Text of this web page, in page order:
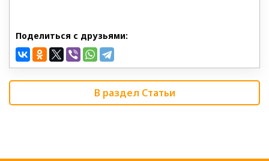
Поделиться с друзьями:
В раздел Статьи